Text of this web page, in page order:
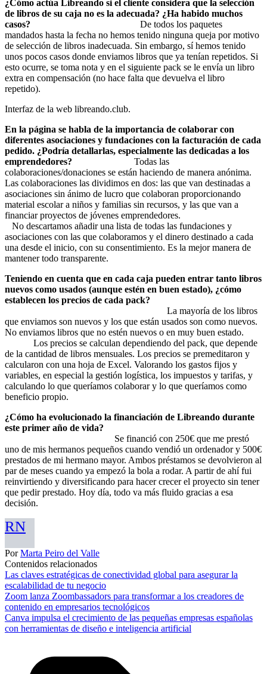
¿Cómo actúa Libreando si el cliente considera que la selección
de libros de su caja no es la adecuada? ¿Ha habido muchos
casos? De todos los paquetes
mandados hasta la fecha no hemos tenido ninguna queja por motivo
de selección de libros inadecuada. Sin embargo, sí hemos tenido
unos pocos casos donde enviamos libros que ya tenían repetidos. Si
esto ocurre, se toma nota y en el siguiente pack se le envía un libro
extra en compensación (no hace falta que devuelva el libro
repetido).
Interfaz de la web libreando.club.
En la página se habla de la importancia de colaborar con
diferentes asociaciones y fundaciones con la facturación de cada
pedido. ¿Podría detallarlas, especialmente las dedicadas a los
emprendedores? Todas las
colaboraciones/donaciones se están haciendo de manera anónima.
Las colaboraciones las dividimos en dos: las que van destinadas a
asociaciones sin ánimo de lucro que colaboran proporcionando
material escolar a niños y familias sin recursos, y las que van a
financiar proyectos de jóvenes emprendedores.
No descartamos añadir una lista de todas las fundaciones y
asociaciones con las que colaboramos y el dinero destinado a cada
una desde el inicio, con su consentimiento. Es la mejor manera de
mantener todo transparente.
Teniendo en cuenta que en cada caja pueden entrar tanto libros
nuevos como usados (aunque estén en buen estado), ¿cómo
establecen los precios de cada pack?
La mayoría de los libros
que enviamos son nuevos y los que están usados son como nuevos.
No enviamos libros que no estén nuevos o en muy buen estado.
Los precios se calculan dependiendo del pack, que depende
de la cantidad de libros mensuales. Los precios se premeditaron y
calcularon con una hoja de Excel. Valorando los gastos fijos y
variables, en especial la gestión logística, los impuestos y tarifas, y
calculando lo que queríamos colaborar y lo que queríamos como
beneficio propio.
¿Cómo ha evolucionado la financiación de Libreando durante
este primer año de vida?
Se financió con 250€ que me prestó
uno de mis hermanos pequeños cuando vendió un ordenador y 500€
prestados de mi hermano mayor. Ambos préstamos se devolvieron al
par de meses cuando ya empezó la bola a rodar. A partir de ahí fui
reinvirtiendo y diversificando para hacer crecer el proyecto sin tener
que pedir prestado. Hoy día, todo va más fluido gracias a esa
decisión.
RN
PorMarta Peiro del Valle
Contenidos relacionados
Las claves estratégicas de conectividad global para asegurar la
escalabilidad de tu negocio
Zoom lanza Zoombassadors para transformar a los creadores de
contenido en empresarios tecnológicos
Canva impulsa el crecimiento de las pequeñas empresas españolas
con herramientas de diseño e inteligencia artificial